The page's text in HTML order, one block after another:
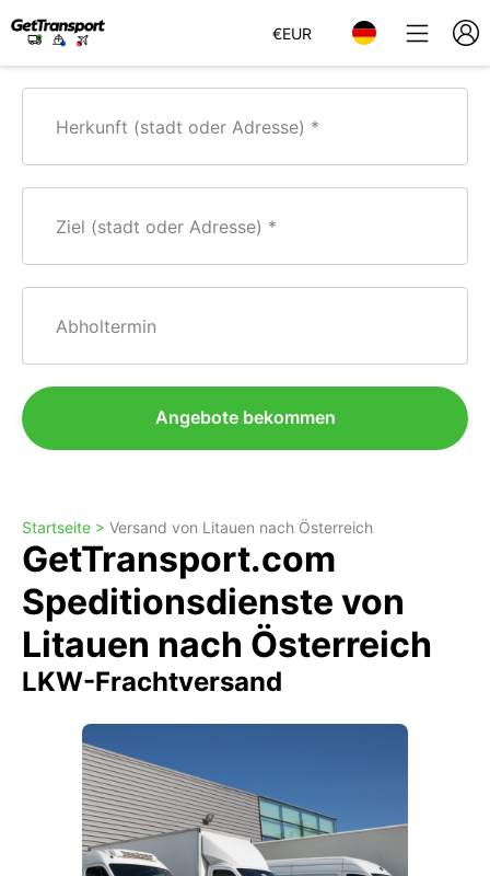
€EUR
Herkunft (stadt oder Adresse)
Ziel (stadt oder Adresse)
Abholtermin
Angebote bekommen
Startseite > Versand von Litauen nach Österreich
GetTransport.com
Speditionsdienste von
Litauen nach Österreich
LKW-Frachtversand